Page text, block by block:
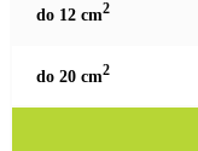
do 12 cm2
do 20 cm2